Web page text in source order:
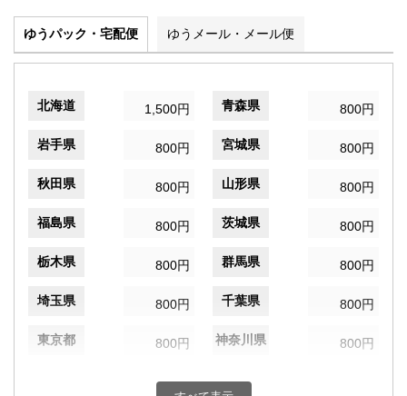
ゆうパック・宅配便 ゆうメール・メール便
北海道 1,500円 青森県 800円
岩手県 800円 宮城県 800円
秋田県 800円 山形県 800円
福島県 800円 茨城県 800円
栃木県 800円 群馬県 800円
埼玉県 800円 千葉県 800円
東京都 800円 神奈川県 800円
800円 富山県